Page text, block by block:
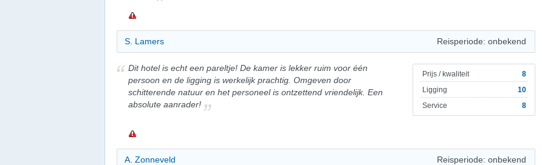
S. Lamers Reisperiode: onbekend
Prijs / kwaliteit
8
Ligging
10
Service
8
Dit hotel is echt een pareltje! De kamer is lekker ruim voor één
persoon en de ligging is werkelijk prachtig. Omgeven door
schitterende natuur en het personeel is ontzettend vriendelijk. Een
absolute aanrader!
A. Zonneveld Reisperiode: onbekend